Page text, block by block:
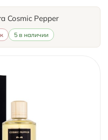
Cosmic Pepper
5 в наличии